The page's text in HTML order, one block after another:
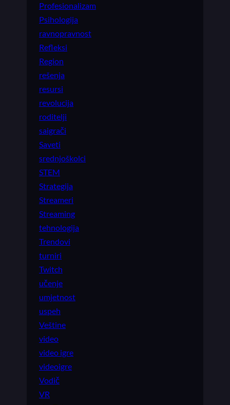
Profesionalizam
Psihologija
ravnopravnost
Refleksi
Region
rešenja
resursi
revolucija
roditelji
saigrači
Saveti
srednjoškolci
STEM
Strategija
Streameri
Streaming
tehnologija
Trendovi
turniri
Twitch
učenje
umjetnost
uspeh
Veštine
video
video igre
videoigre
Vodič
VR